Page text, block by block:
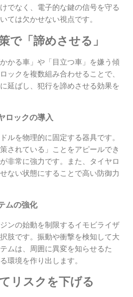
でなく、電子的な鍵の信号を守る
ては欠かせない視点です。
で「諦めさせる」
かる車」や「目立つ車」を嫌う傾
ックを複数組み合わせることで、
延ばし、犯行を諦めさせる効果を
ロックの導入
ルを物理的に固定する器具です。
されている」ことをアピールでき
非常に強力です。また、タイヤロ
ない状態にすることで高い防御力
ムの強化
ンの始動を制限するイモビライザ
肢です。振動や衝撃を検知して大
ムは、周囲に異変を知らせるた
環境を作り出します。
リスクを下げる